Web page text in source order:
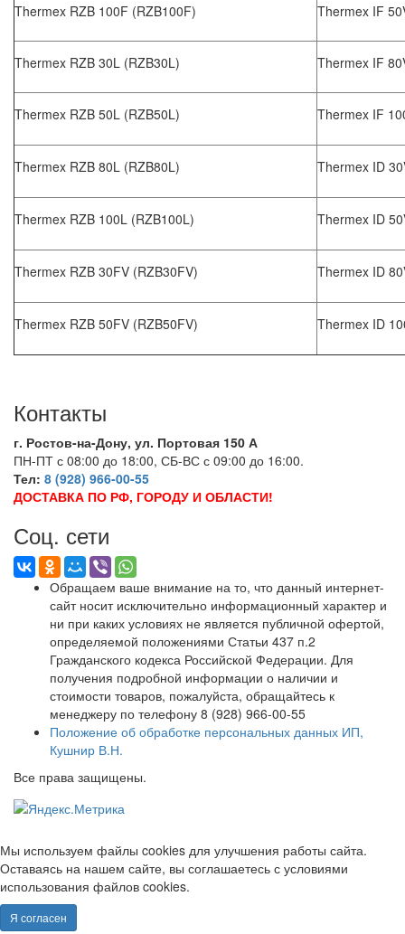
Thermex RZB 100F (RZB100F) Thermex IF
Thermex RZB 30L (RZB30L) Thermex IF
Thermex RZB 50L (RZB50L) Thermex IF
Thermex RZB 80L (RZB80L) Thermex ID
Thermex RZB 100L (RZB100L) Thermex ID
Thermex RZB 30FV (RZB30FV) Thermex ID
Thermex RZB 50FV (RZB50FV) Thermex ID
Контакты
г. Ростов-на-Дону, ул. Портовая 150 А
ПН-ПТ с 08:00 до 18:00, СБ-ВС с 09:00 до 16:00.
Тел: 8 (928) 966-00-55
ДОСТАВКА ПО РФ, ГОРОДУ И ОБЛАСТИ!
Соц. сети
Обращаем ваше внимание на то, что данный интернет-
сайт носит исключительно информационный характер и
ни при каких условиях не является публичной офертой,
определяемой положениями Статьи 437 п.2
Гражданского кодекса Российской Федерации. Для
получения подробной информации о наличии и
стоимости товаров, пожалуйста, обращайтесь к
менеджеру по телефону 8 (928) 966-00-55
Положение об обработке персональных данных ИП,
Кушнир В.Н.
Все права защищены.
Мы используем файлы cookies для улучшения работы сайта.
Оставаясь на нашем сайте, вы соглашаетесь с условиями
использования файлов cookies.
Я согласен